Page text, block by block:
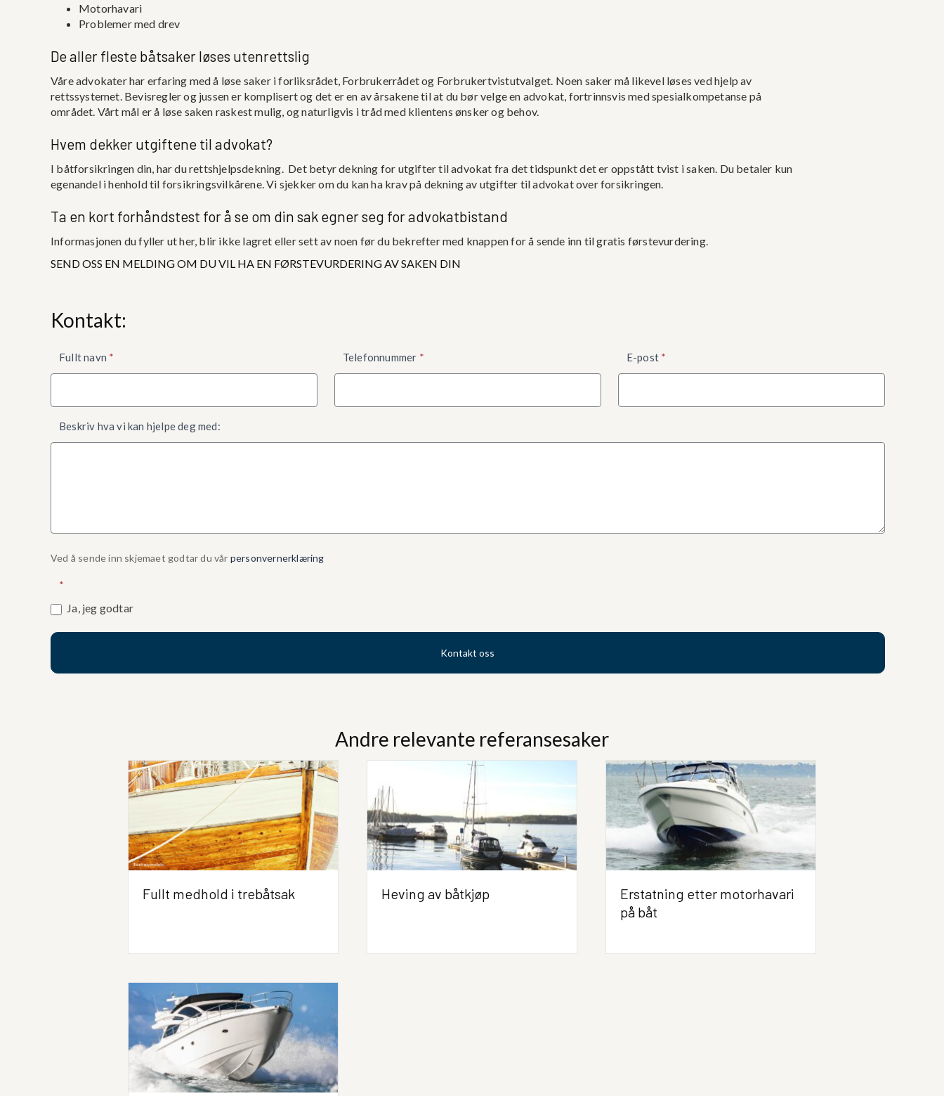
Motorhavari
Problemer med drev
De aller fleste båtsaker løses utenrettslig
Våre advokater har erfaring med å løse saker i forliksrådet, Forbrukerrådet og Forbrukertvistutvalget. Noen saker må likevel løses ved hjelp av
rettssystemet. Bevisregler og jussen er komplisert og det er en av årsakene til at du bør velge en advokat, fortrinnsvis med spesialkompetanse på
området. Vårt mål er å løse saken raskest mulig, og naturligvis i tråd med klientens ønsker og behov.
Hvem dekker utgiftene til advokat?
I båtforsikringen din, har du rettshjelpsdekning. Det betyr dekning for utgifter til advokat fra det tidspunkt det er oppstått tvist i saken. Du betaler kun
egenandel i henhold til forsikringsvilkårene. Vi sjekker om du kan ha krav på dekning av utgifter til advokat over forsikringen.
Ta en kort forhåndstest for å se om din sak egner seg for advokatbistand
Informasjonen du fyller ut her, blir ikke lagret eller sett av noen før du bekrefter med knappen for å sende inn til gratis førstevurdering.
SEND OSS EN MELDING OM DU VIL HA EN FØRSTEVURDERING AV SAKEN DIN
Kontakt:
nede
Fullt navn * Telefonnummer * E-post *
Beskriv hva vi kan hjelpe deg med:
Ved å sende inn skjemaet godtar du vår personvernerklæring
*
Ja, jeg godtar
Kontakt oss
Andre relevante referansesaker
Fullt medhold i trebåtsak Heving av båtkjøp
Erstatning etter motorhavari
på båt